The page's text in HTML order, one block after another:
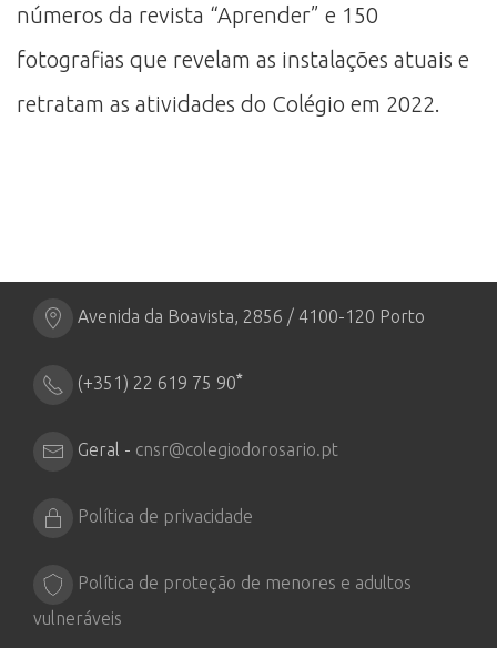
números da revista “Aprender” e 150
fotografias que revelam as instalações atuais e
retratam as atividades do Colégio em 2022.
Avenida da Boavista, 2856 / 4100-120 Porto
(+351) 22 619 75 90*
Geral - cnsr@colegiodorosario.pt
Política de privacidade
Política de proteção de menores e adultos
vulneráveis